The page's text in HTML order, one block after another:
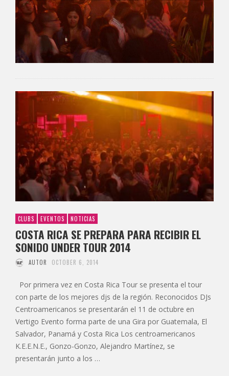
CLUBS EVENTOS NOTICIAS
COSTA RICA SE PREPARA PARA RECIBIR EL
SONIDO UNDER TOUR 2014
AUTOR OCTOBER 6, 2014
Por primera vez en Costa Rica Tour se presenta el tour
con parte de los mejores djs de la región. Reconocidos DJs
Centroamericanos se presentarán el 11 de octubre en
Vertigo Evento forma parte de una Gira por Guatemala, El
Salvador, Panamá y Costa Rica Los centroamericanos
K.E.E.N.E., Gonzo-Gonzo, Alejandro Martínez, se
presentarán junto a los …